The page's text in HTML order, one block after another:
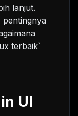
lanjut.
pentingnya
terbaik`
UI